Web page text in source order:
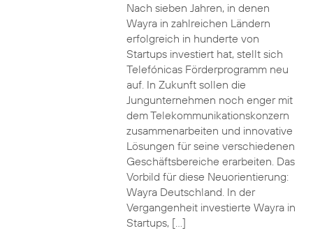
Nach sieben Jahren, in denen
Wayra in zahlreichen Ländern
erfolgreich in hunderte von
Startups investiert hat, stellt sich
Telefónicas Förderprogramm neu
auf. In Zukunft sollen die
Jungunternehmen noch enger mit
dem Telekommunikationskonzern
zusammenarbeiten und innovative
Lösungen für seine verschiedenen
Geschäftsbereiche erarbeiten. Das
Vorbild für diese Neuorientierung:
Wayra Deutschland. In der
Vergangenheit investierte Wayra in
Startups, […]